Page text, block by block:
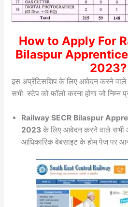
How to Apply For
Bilaspur
2023?
इस अप्रेंटिसशिप के लिए आवेदन करने वाले
सभी स्टेप को फॉलो करना होगा जो निम्न
Railway SECR Bilaspur
2023 के लिए आवेदन करने वाले
आधिकारिक वेबसाइट के होम पेज पर